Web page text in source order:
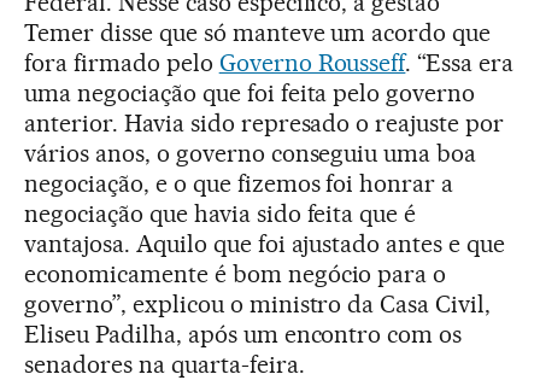
Temer disse que só manteve um acordo que
fora firmado pelo Governo Rousseff. “Essa era
uma negociação que foi feita pelo governo
anterior. Havia sido represado o reajuste por
vários anos, o governo conseguiu uma boa
negociação, e o que fizemos foi honrar a
negociação que havia sido feita que é
vantajosa. Aquilo que foi ajustado antes e que
economicamente é bom negócio para o
governo”, explicou o ministro da Casa Civil,
Eliseu Padilha, após um encontro com os
senadores na quarta-feira.